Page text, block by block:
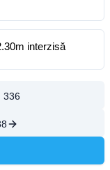
interzisă
336